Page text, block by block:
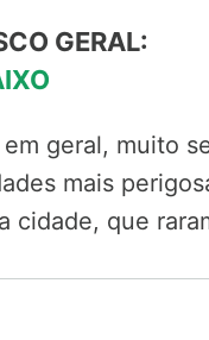
GERAL:
geral, muito
mais
cidade, que